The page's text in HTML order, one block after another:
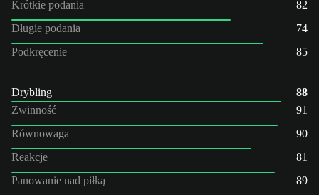
Krótkie podania
82
Długie podania
74
Podkręcenie
85
Drybling
88
Zwinność
91
Równowaga
90
Reakcje
81
Panowanie nad piłką
89